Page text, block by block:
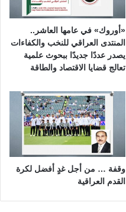
«أوروك» في عامها العاشر..
المنتدى العراقي للنخب والكفاءات
يصدر عددًا جديدًا ببحوث علمية
تعالج قضايا الاقتصاد والطاقة
وقفة … من أجل غدٍ أفضل لكرة
القدم العراقية